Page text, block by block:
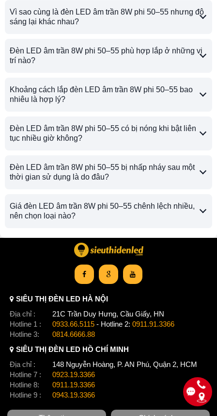
Vì sao cùng là đèn LED âm trần 8W phi 50–55 nhưng độ
sáng lại khác nhau?
Đèn LED âm trần 8W phi 50–55 phù hợp lắp ở những vị
trí nào?
Khoảng cách lắp đèn LED âm trần 8W phi 50–55 bao
nhiêu là hợp lý?
Đèn LED âm trần 8W phi 50–55 có bị nóng khi bật liên
tục nhiều giờ không?
Đèn LED âm trần 8W phi 50–55 bị nhấp nháy sau một
thời gian sử dụng là do đâu?
Giá đèn LED âm trần 8W phi 50–55 chênh lệch nhiều,
nên chọn loại nào?
SIÊU THỊ ĐÈN LED HÀ NỘI
Địa chỉ :
21C Trần Duy Hưng, Cầu Giấy, HN
Hotline 1 :
0933.66.5115 - Hotline 2: 0911.91.3366
Hotline 3:
0814.6666.88
SIÊU THỊ ĐÈN LED HỒ CHÍ MINH
Địa chỉ :
148 Nguyễn Hoàng, P. AN Phú, Quận 2, HCM
Hotline 7 :
0923.19.3366
Hotline 8:
0911.19.3366
Hotline 9 :
0943.19.3366